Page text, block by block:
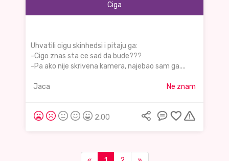
Ciga
Uhvatili cigu skinhedsi i pitaju ga:
-Cigo znas sta ce sad da bude???
-Pa ako nije skrivena kamera, najebao sam ga....
Jaca Ne znam
2,00